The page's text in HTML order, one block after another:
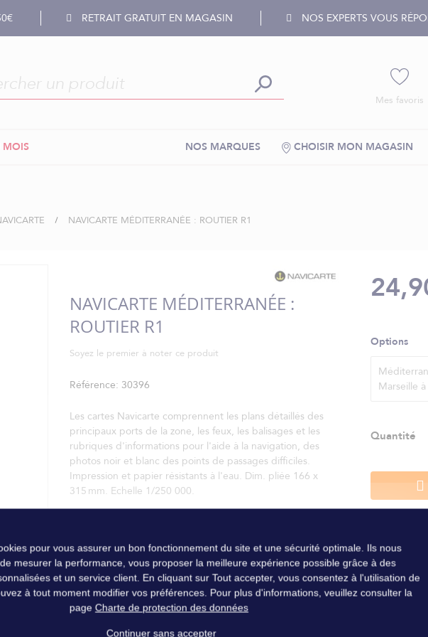
RETRAIT GRATUIT EN MAGASIN NOS EXPERTS VOUS
Mes favoris
MOIS CHOISIR MON MAGASIN
NOS MARQUES
NAVICARTE MÉDITERRANÉE : ROUTIER R1
NAVICARTE MÉDITERRANÉE :
ROUTIER R1
Soyez le premier à noter ce produit
Référence 30396
Les cartes Navicarte comprennent les plans détaillés des
principaux ports de la zone, les feux, les balisages et les
rubriques d'informations pour l'aide à la navigation, des
photos noir et blanc des points de passages difficiles.
Impression et papier résistants à l'eau. Dim. pliée 166 x
315 mm. Echelle 1/250 000.
Options
Marseille
Quantité
Modes
pour vous assurer un bon fonctionnement du site et une sécurité optimale. Ils nous
mesurer la performance, vous proposer la meilleure expérience possible grâce à des
et un service client. En cliquant sur Tout accepter, vous consentez à l'utilisation de
à tout moment modifier vos préférences. Pour plus d'informations, veuillez consulter la
page Charte de protection des données
Continuer sans accepter